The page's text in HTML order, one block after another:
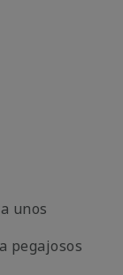
unos
pegajosos